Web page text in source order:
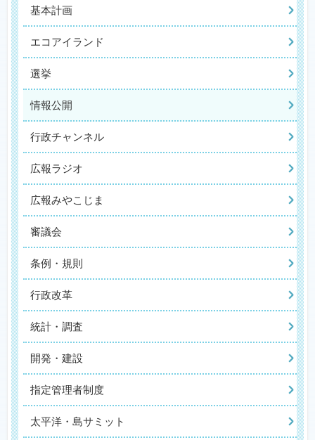
基本計画
エコアイランド
選挙
情報公開
行政チャンネル
広報ラジオ
広報みやこじま
審議会
条例・規則
行政改革
統計・調査
開発・建設
指定管理者制度
太平洋・島サミット